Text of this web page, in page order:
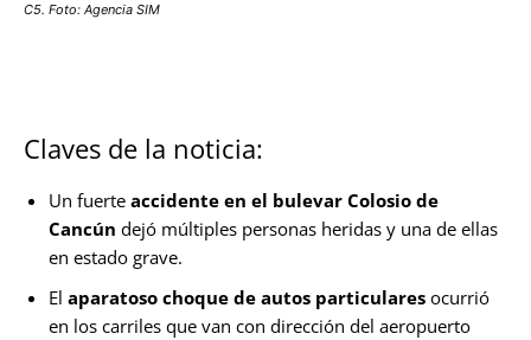
C5. Foto: Agencia SIM
Claves de la noticia:
Un fuerte accidente en el bulevar Colosio de
Cancún dejó múltiples personas heridas y una de ellas
en estado grave.
El aparatoso choque de autos particulares ocurrió
en los carriles que van con dirección del aeropuerto